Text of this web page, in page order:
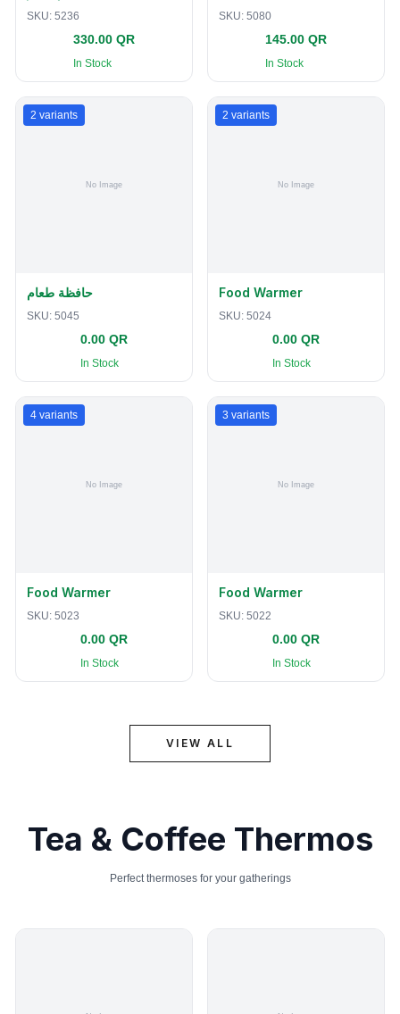
SKU: 5236
330.00 QR
In Stock
SKU: 5080
145.00 QR
In Stock
2 variants
حافظة طعام
SKU: 5045
0.00 QR
In Stock
2 variants
Food Warmer
SKU: 5024
0.00 QR
In Stock
4 variants
Food Warmer
SKU: 5023
0.00 QR
In Stock
3 variants
Food Warmer
SKU: 5022
0.00 QR
In Stock
VIEW ALL
Tea & Coffee Thermos
Perfect thermoses for your gatherings